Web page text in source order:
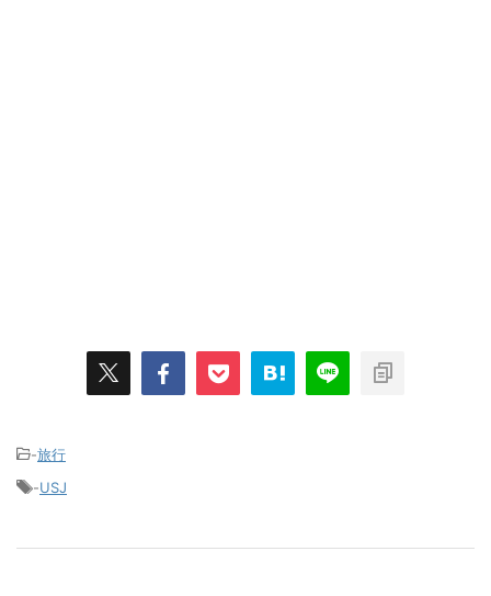
-旅行
-USJ